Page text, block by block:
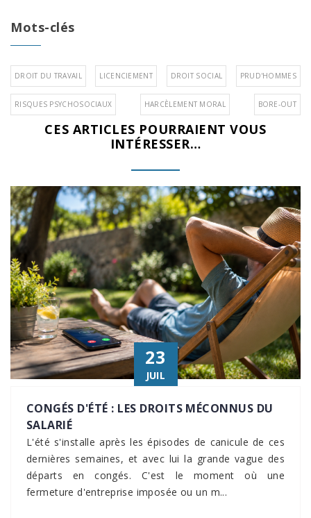
Mots-clés
DROIT DU TRAVAIL LICENCIEMENT DROIT SOCIAL PRUD'HOMMES
RISQUES PSYCHOSOCIAUX HARCÈLEMENT MORAL BORE-OUT
CES ARTICLES POURRAIENT VOUS
INTÉRESSER…
23
JUIL
CONGÉS D'ÉTÉ : LES DROITS MÉCONNUS DU
SALARIÉ
L'été s'installe après les épisodes de canicule de ces
dernières semaines, et avec lui la grande vague des
départs en congés. C'est le moment où une
fermeture d'entreprise imposée ou un m...